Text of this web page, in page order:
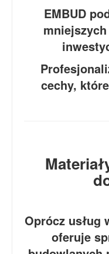
EMBUD
cechy,
Oprócz usług
oferuje